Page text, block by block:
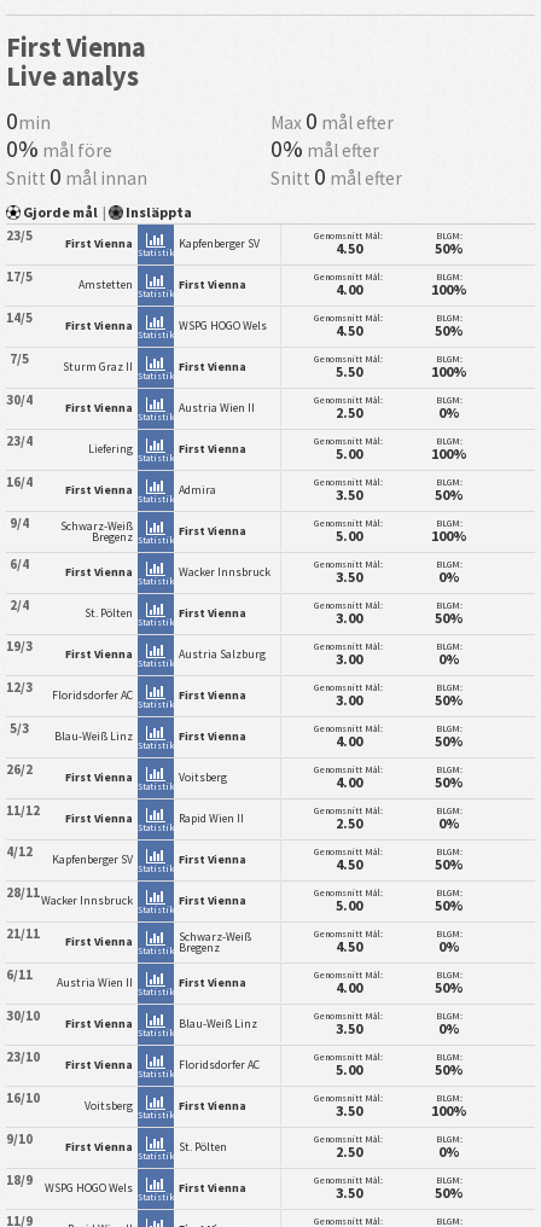
First Vienna
Live analys
0min Max 0 mål efter
0% mål före 0% mål efter
Snitt 0 mål innan Snitt 0 mål efter
Gjorde mål | Insläppta
23/5 First Vienna
Statistik
Kapfenberger SV Genomsnitt Mål:
4.50
BLGM:
50%
17/5 Amstetten
Statistik
First Vienna Genomsnitt Mål:
4.00
BLGM:
100%
14/5 First Vienna
Statistik
WSPG HOGO Wels Genomsnitt Mål:
4.50
BLGM:
50%
7/5 Sturm Graz II
Statistik
First Vienna Genomsnitt Mål:
5.50
BLGM:
100%
30/4 First Vienna
Statistik
Austria Wien II Genomsnitt Mål:
2.50
BLGM:
0%
23/4 Liefering
Statistik
First Vienna Genomsnitt Mål:
5.00
BLGM:
100%
16/4 First Vienna
Statistik
Admira Genomsnitt Mål:
3.50
BLGM:
50%
9/4 Schwarz-Weiß
Bregenz Statistik
First Vienna Genomsnitt Mål:
5.00
BLGM:
100%
6/4 First Vienna
Statistik
Wacker Innsbruck Genomsnitt Mål:
3.50
BLGM:
0%
2/4 St. Pölten
Statistik
First Vienna Genomsnitt Mål:
3.00
BLGM:
50%
19/3 First Vienna
Statistik
Austria Salzburg Genomsnitt Mål:
3.00
BLGM:
0%
12/3 Floridsdorfer AC
Statistik
First Vienna Genomsnitt Mål:
3.00
BLGM:
50%
5/3 Blau-Weiß Linz
Statistik
First Vienna Genomsnitt Mål:
4.00
BLGM:
50%
26/2 First Vienna
Statistik
Voitsberg Genomsnitt Mål:
4.00
BLGM:
50%
11/12 First Vienna
Statistik
Rapid Wien II Genomsnitt Mål:
2.50
BLGM:
0%
4/12 Kapfenberger SV
Statistik
First Vienna Genomsnitt Mål:
4.50
BLGM:
50%
28/11Wacker Innsbruck
Statistik
First Vienna Genomsnitt Mål:
5.00
BLGM:
50%
21/11 First Vienna
Statistik
Schwarz-Weiß
Bregenz
Genomsnitt Mål:
4.50
BLGM:
0%
6/11 Austria Wien II
Statistik
First Vienna Genomsnitt Mål:
4.00
BLGM:
50%
30/10 First Vienna
Statistik
Blau-Weiß Linz Genomsnitt Mål:
3.50
BLGM:
0%
23/10 First Vienna
Statistik
Floridsdorfer AC Genomsnitt Mål:
5.00
BLGM:
50%
16/10 Voitsberg
Statistik
First Vienna Genomsnitt Mål:
3.50
BLGM:
100%
9/10 First Vienna
Statistik
St. Pölten Genomsnitt Mål:
2.50
BLGM:
0%
18/9 WSPG HOGO Wels
Statistik
First Vienna Genomsnitt Mål:
3.50
BLGM:
50%
11/9 Genomsnitt Mål: BLGM: